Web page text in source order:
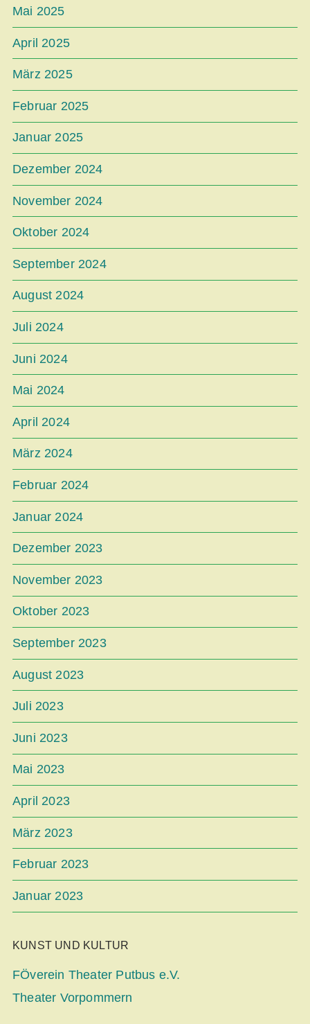
Mai 2025
April 2025
März 2025
Februar 2025
Januar 2025
Dezember 2024
November 2024
Oktober 2024
September 2024
August 2024
Juli 2024
Juni 2024
Mai 2024
April 2024
März 2024
Februar 2024
Januar 2024
Dezember 2023
November 2023
Oktober 2023
September 2023
August 2023
Juli 2023
Juni 2023
Mai 2023
April 2023
März 2023
Februar 2023
Januar 2023
KUNST UND KULTUR
FÖverein Theater Putbus e.V.
Theater Vorpommern